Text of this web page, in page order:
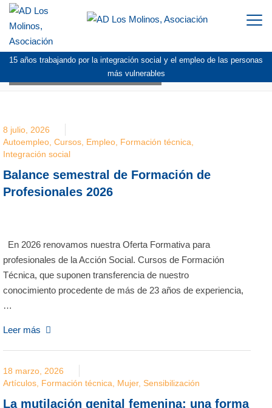
15 años trabajando por la integración social y el empleo de las personas
más vulnerables
FORMACIÓN TÉCNICA
8 julio, 2026
Autoempleo Cursos Empleo Formación técnica
Integración social
Balance semestral de Formación de
Profesionales 2026
En 2026 renovamos nuestra Oferta Formativa para
profesionales de la Acción Social. Cursos de Formación
Técnica, que suponen transferencia de nuestro
conocimiento procedente de más de 23 años de experiencia,
…
Leer más
18 marzo, 2026
Artículos Formación técnica Mujer, Sensibilización
La mutilación genital femenina: una forma